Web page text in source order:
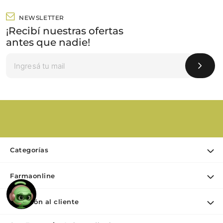
NEWSLETTER
¡Recibí nuestras ofertas
antes que nadie!
Categorías
Cuidado Personal
Dermocosmética
Farmaonline
Nuestra empresa
Puntos de retiro
Atención al cliente